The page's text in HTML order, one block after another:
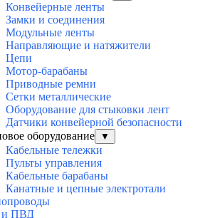
Конвейерные ленты
Замки и соединения
Модульные ленты
Направляющие и натяжители
Цепи
Мотор-барабаны
Приводные ремни
Сетки металлические
Оборудование для стыковки лент
Датчики конвейерной безопасности
оборудование
▼
Кабельные тележки
Пульты управления
Кабельные барабаны
Канатные и цепные электротали
ПВД